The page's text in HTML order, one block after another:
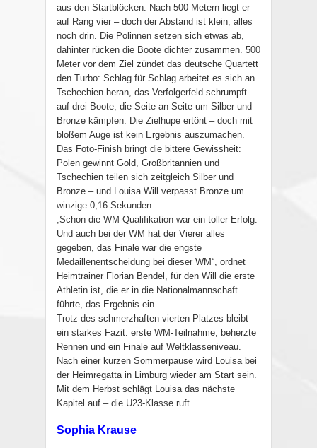
aus den Startblöcken. Nach 500 Metern liegt er
auf Rang vier – doch der Abstand ist klein, alles
noch drin. Die Polinnen setzen sich etwas ab,
dahinter rücken die Boote dichter zusammen. 500
Meter vor dem Ziel zündet das deutsche Quartett
den Turbo: Schlag für Schlag arbeitet es sich an
Tschechien heran, das Verfolgerfeld schrumpft
auf drei Boote, die Seite an Seite um Silber und
Bronze kämpfen. Die Zielhupe ertönt – doch mit
bloßem Auge ist kein Ergebnis auszumachen.
Das Foto-Finish bringt die bittere Gewissheit:
Polen gewinnt Gold, Großbritannien und
Tschechien teilen sich zeitgleich Silber und
Bronze – und Louisa Will verpasst Bronze um
winzige 0,16 Sekunden.
„Schon die WM-Qualifikation war ein toller Erfolg.
Und auch bei der WM hat der Vierer alles
gegeben, das Finale war die engste
Medaillenentscheidung bei dieser WM“, ordnet
Heimtrainer Florian Bendel, für den Will die erste
Athletin ist, die er in die Nationalmannschaft
führte, das Ergebnis ein.
Trotz des schmerzhaften vierten Platzes bleibt
ein starkes Fazit: erste WM-Teilnahme, beherzte
Rennen und ein Finale auf Weltklasseniveau.
Nach einer kurzen Sommerpause wird Louisa bei
der Heimregatta in Limburg wieder am Start sein.
Mit dem Herbst schlägt Louisa das nächste
Kapitel auf – die U23-Klasse ruft.
Sophia Krause